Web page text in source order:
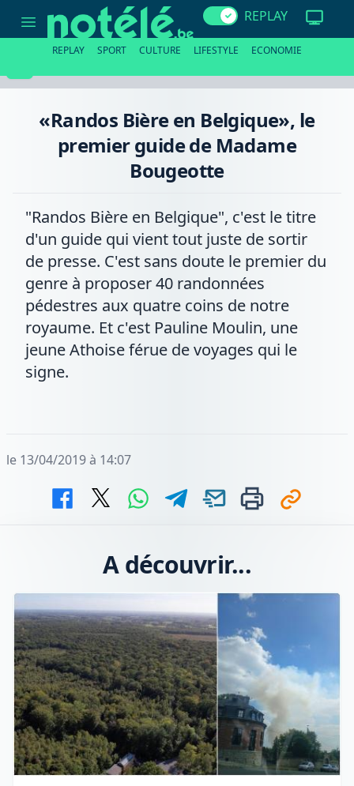
Bière
guide
Bougeotte
REPLAY
REPLAY SPORT CULTURE LIFESTYLE ECONOMIE
«Randos Bière en Belgique», le
premier guide de Madame
Bougeotte
"Randos Bière en Belgique", c'est le titre
d'un guide qui vient tout juste de sortir
de presse. C'est sans doute le premier du
genre à proposer 40 randonnées
pédestres aux quatre coins de notre
royaume. Et c'est Pauline Moulin, une
jeune Athoise férue de voyages qui le
signe.
le 13/04/2019 à 14:07
A découvrir...